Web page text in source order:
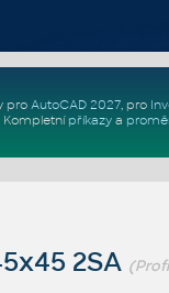
pro AutoCAD 2027, pro
Kompletní příkazya
2SA